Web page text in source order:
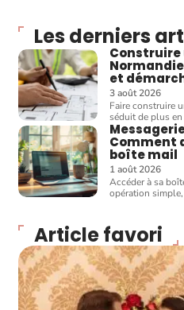
Les derniers
Construire
et
3 août 2026
Faire construire
séduit de plus
Comment
boîte mail
1 août 2026
Accéder à sa
opération
Article favori